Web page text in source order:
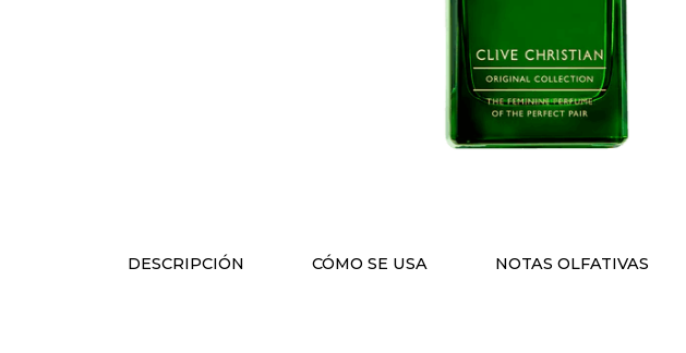
DESCRIPCIÓN CÓMO SE USA NOTAS OLFATIVAS